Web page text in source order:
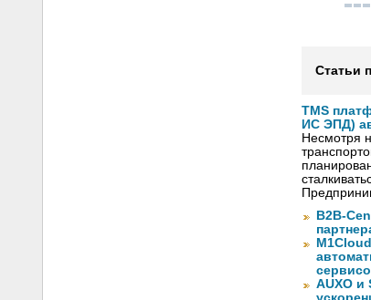
Статьи
TMS
ИС ЭПД)
Несмотря
B2B-
AUXO и